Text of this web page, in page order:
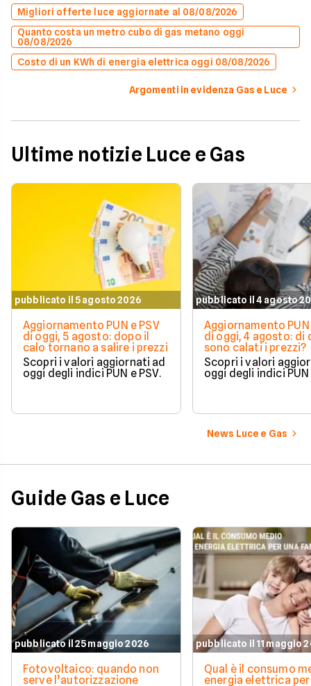
Migliori offerte luce aggiornate al 08/08/2026
Quanto costa un metro cubo di gas metano oggi
08/08/2026
Costo di un KWh di energia elettrica oggi 08/08/2026
Argomenti in evidenza Gas e Luce
Ultime notizie Luce e Gas
pubblicato il 5 agosto 2026
Aggiornamento PUN e PSV
di oggi, 5 agosto: dopo il
calo tornano a salire i prezzi
Scopri i valori aggiornati ad
oggi degli indici PUN e PSV.
pubblicato il 4 agosto
Aggiornamento PUN
di oggi, 4 agosto: di
sono calati i prezzi?
Scopri i valori
oggi degli indici PUN
News Luce e Gas
Guide Gas e Luce
pubblicato il 25 maggio 2026
Fotovoltaico: quando non
serve l’autorizzazione
pubblicato il 11 maggio
Qual è il consumo
energia elettrica per